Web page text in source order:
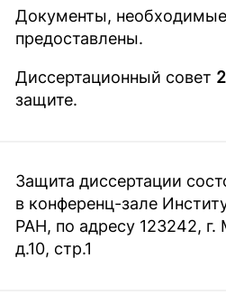
Документы,
предоставлены.
Диссертационный совет
защите.
Защита диссертации
в конференц-зале
РАН, по адресу 123242,
д.10, стр.1